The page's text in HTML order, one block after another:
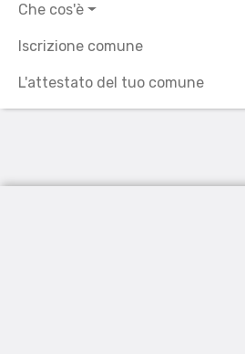
Che cos'è
Iscrizione comune
L'attestato del tuo comune